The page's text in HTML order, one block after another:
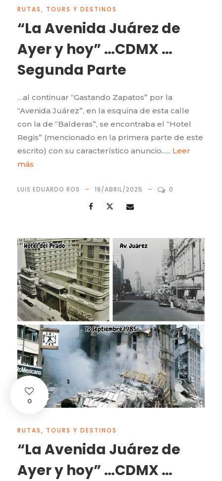
RUTAS, TOURS Y DESTINOS
“La Avenida Juárez de
Ayer y hoy” …CDMX …
Segunda Parte
…al continuar “Gastando Zapatos” por la
“Avenida Juárez”, en la esquina de esta calle
con la de “Balderas”, se encontraba el “Hotel
Regis” (mencionado en la primera parte de este
escrito) con su característico anuncio...... Leer
más
LUIS EDUARDO ROS 18/ABRIL/2025 0
0
RUTAS, TOURS Y DESTINOS
“La Avenida Juárez de
Ayer y hoy” …CDMX …